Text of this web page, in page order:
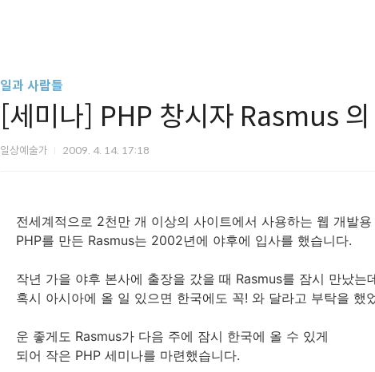
일과 사람들
[세미나] PHP 창시자 Rasmus
일상예술가 2009. 4. 14. 17:18
전세계적으로 2천만 개 이상의 사이트에서 사용하는 웹 개발용
PHP를 만든 Rasmus는 2002년에 야후에 입사를 했습니다.
작년 가을 야후 본사에 출장을 갔을 때 Rasmus를 잠시 만났는
혹시 아시아에 올 일 있으면 한국에도 꼭! 와 달라고 부탁을 했
운 좋게도 Rasmus가 다음 주에 잠시 한국에 올 수 있게
되어 작은 PHP 세미나를 마련했습니다.